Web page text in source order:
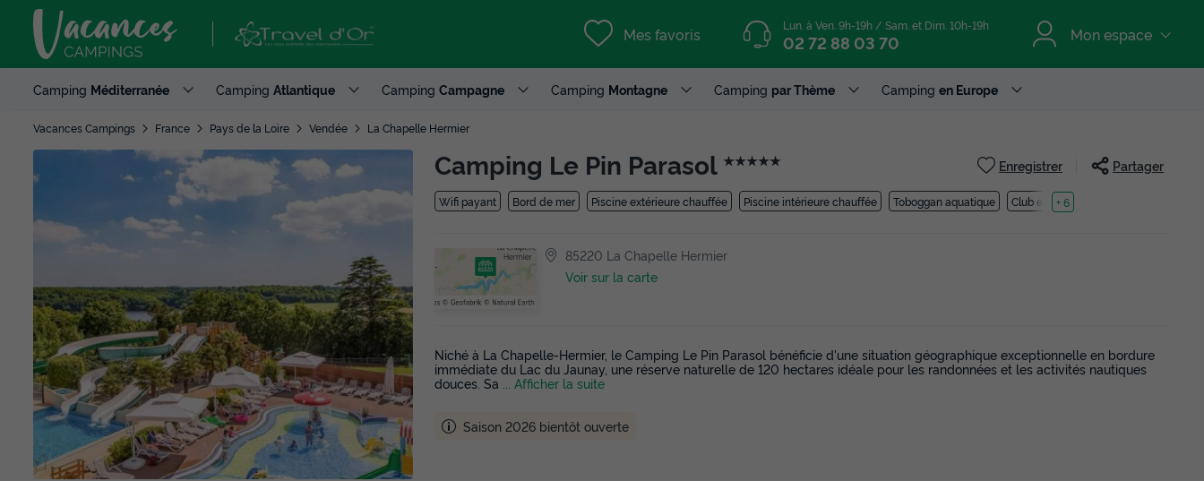
Mes favoris Lun. à Ven. 9h-19h / Sam. et Dim. 10h-19h
02 72 88 03 70 Mon espace
Camping Méditerranée Camping Atlantique Camping Campagne Camping Montagne Camping par Thème Camping en Europe
Vacances Campings France Pays de la Loire Vendée La Chapelle Hermier
Camping Le Pin Parasol ★★★★★ Enregistrer Partager
Wifi payant Bord de mer Piscine extérieure chauffée Piscine intérieure chauffée Toboggan aquatique Club enfant
+ 6
85220 La Chapelle Hermier
Voir sur la carte
Niché à La Chapelle-Hermier, le Camping Le Pin Parasol bénéficie d'une situation géographique exceptionnelle en bordure
immédiate du Lac du Jaunay, une réserve naturelle de 120 hectares idéale pour les randonnées et les activités nautiques
douces. Sa
... Afficher la suite
Saison 2026 bientôt ouverte